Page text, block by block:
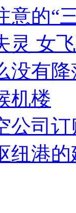
意的“
灵 女
没有降
机楼
公司
纽港